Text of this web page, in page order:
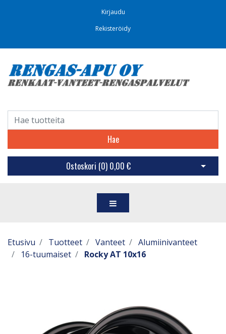
Kirjaudu
Rekisteröidy
Hae
Ostoskori (0) 0,00 € Avaa
Etusivu Tuotteet Vanteet
Alumiinivanteet
16-tuumaiset
Rocky AT 10x16